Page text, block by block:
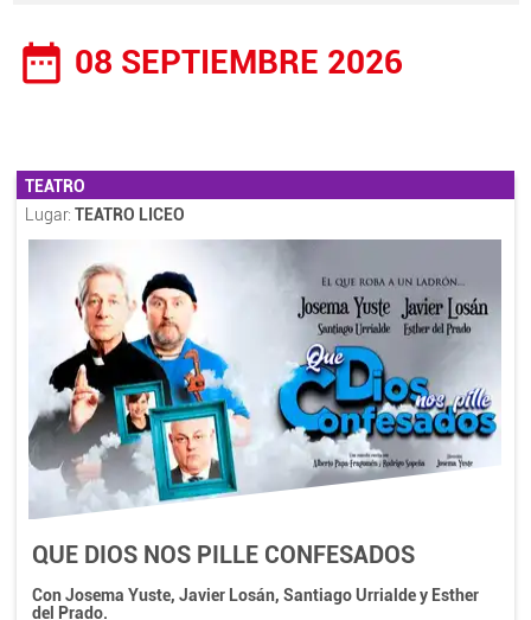
date_range 08 SEPTIEMBRE 2026
TEATRO
Lugar: TEATRO LICEO
QUE DIOS NOS PILLE CONFESADOS
Con Josema Yuste, Javier Losán, Santiago Urrialde y Esther
del Prado.